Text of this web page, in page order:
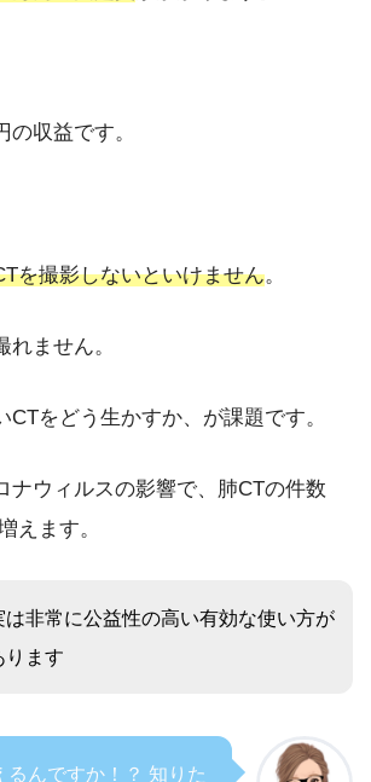
の収益です。
を撮影しないといけません。
ません。
CTをどう生かすか、が課題です。
ナウィルスの影響で、肺CTの件数
えます。
は非常に公益性の高い有効な使い方が
ります
るんですか！？ 知りた